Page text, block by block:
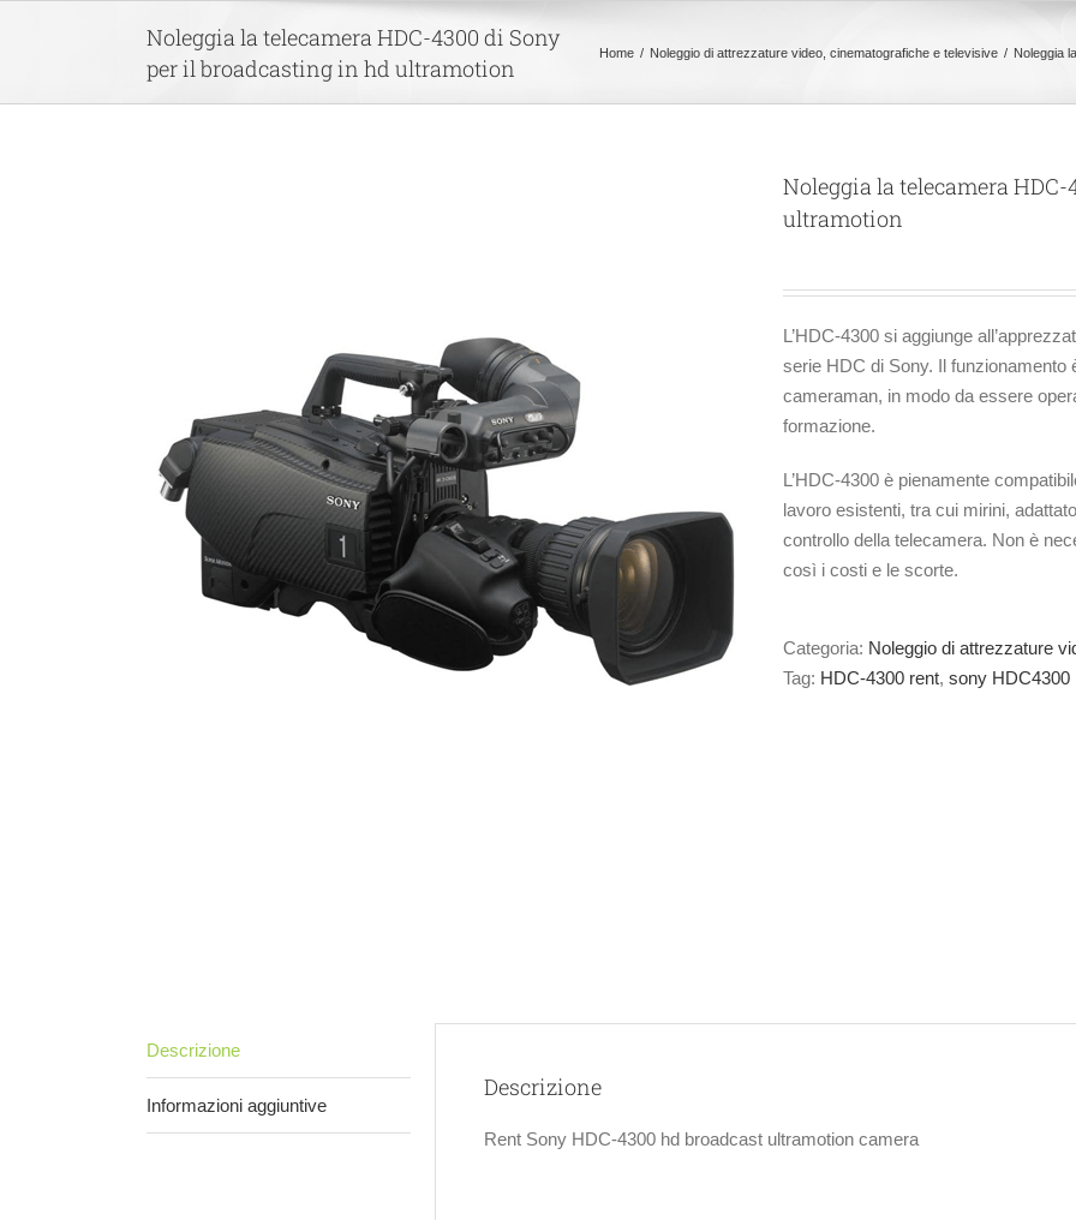
Noleggia la telecamera HDC-4300 di Sony
per il broadcasting in hd ultramotion
Home Noleggio di attrezzature video, cinematografiche e televisive Noleggia
Noleggia la telecamera
ultramotion
L’HDC-4300 si aggiunge
serie HDC di Sony. Il funzionamento
cameraman, in modo da essere
formazione.
L’HDC-4300 è pienamente
lavoro esistenti, tra cui mirini,
controllo della telecamera. Non è
così i costi e le scorte.
Categoria: Noleggio di attrezzature
Tag: HDC-4300 rent, sony HDC4300
Descrizione
Informazioni aggiuntive
Descrizione
Rent Sony HDC-4300 hd broadcast ultramotion camera